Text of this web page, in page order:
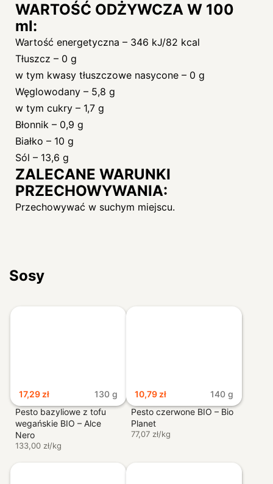
WARTOŚĆ ODŻYWCZA W 100
ml:
Wartość energetyczna – 346 kJ/82 kcal
Tłuszcz – 0 g
w tym kwasy tłuszczowe nasycone – 0 g
Węglowodany – 5,8 g
w tym cukry – 1,7 g
Błonnik – 0,9 g
Białko – 10 g
Sól – 13,6 g
ZALECANE WARUNKI
PRZECHOWYWANIA:
Przechowywać w suchym miejscu.
Sosy
17,29 zł
130 g
Pesto bazyliowe z tofu
wegańskie BIO – Alce
Nero
133,00 zł/kg
10,79 zł
140 g
Pesto czerwone BIO – Bio
Planet
77,07 zł/kg